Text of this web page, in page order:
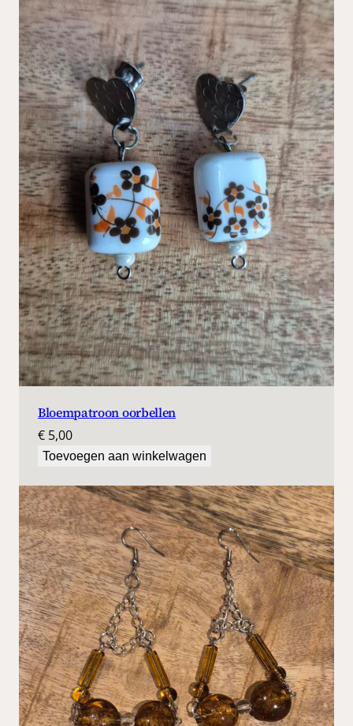
Bloempatroon oorbellen
€ 5,00
Toevoegen aan winkelwagen